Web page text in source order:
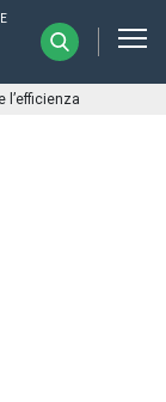
l’efficienza